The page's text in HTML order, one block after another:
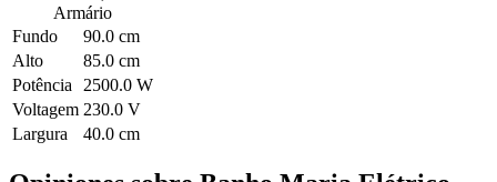
Armário
Fundo
90.0 cm
Alto
85.0 cm
Potência
2500.0 W
Voltagem 230.0 V
Largura
40.0 cm